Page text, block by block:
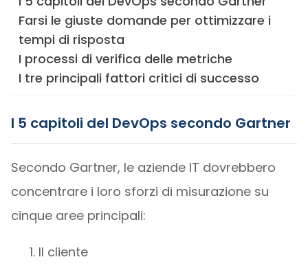
Farsi le giuste domande per ottimizzare i
tempi di risposta
I processi di verifica delle metriche
I tre principali fattori critici di successo
I 5 capitoli del DevOps secondo Gartner
Secondo Gartner, le aziende IT dovrebbero
concentrare i loro sforzi di misurazione su
cinque aree principali:
Il cliente